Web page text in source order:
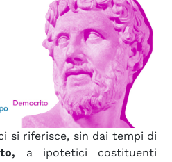
si riferisce, sin dai tempi di
a ipotetici costituenti